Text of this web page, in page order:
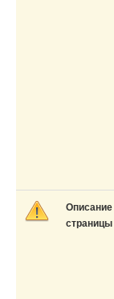
Описание
страницы